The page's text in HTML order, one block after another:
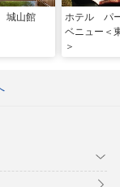
城山館
ホテル パ
ベニュー＜
＞